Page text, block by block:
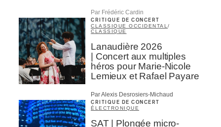
Par Frédéric Cardin
CRITIQUE DE CONCERT
CLASSIQUE OCCIDENTAL /
CLASSIQUE
Lanaudière 2026
| Concert aux multiples
héros pour Marie-Nicole
Lemieux et Rafael Payare
Par Alexis Desrosiers-Michaud
CRITIQUE DE CONCERT
ÉLECTRONIQUE
SAT | Plongée micro-